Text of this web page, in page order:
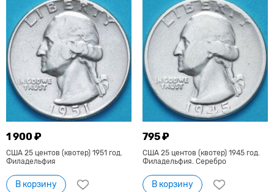
1 900 ₽
США 25 центов (квотер) 1951 год.
Филадельфия
В корзину
795 ₽
США 25 центов (квотер) 1945 год.
Филадельфия. Серебро
В корзину